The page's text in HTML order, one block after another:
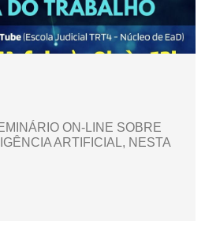
ON-LINE SOBRE
ARTIFICIAL, NESTA